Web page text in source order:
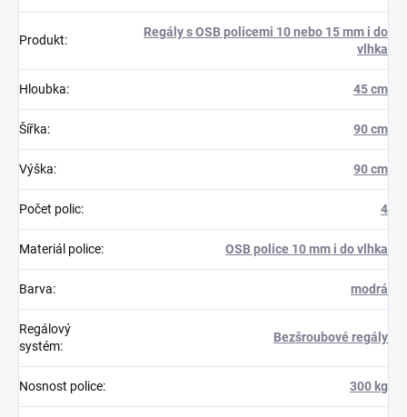
Produkt:
Regály s OSB policemi 10 nebo 15 mm i do
vlhka
Hloubka: 45 cm
Šířka: 90 cm
Výška: 90 cm
Počet polic: 4
Materiál police: OSB police 10 mm i do vlhka
Barva: modrá
Regálový
systém:
Bezšroubové regály
Nosnost police: 300 kg